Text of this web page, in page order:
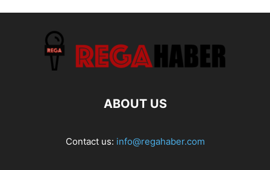
ABOUT US
Contact us: info@regahaber.com